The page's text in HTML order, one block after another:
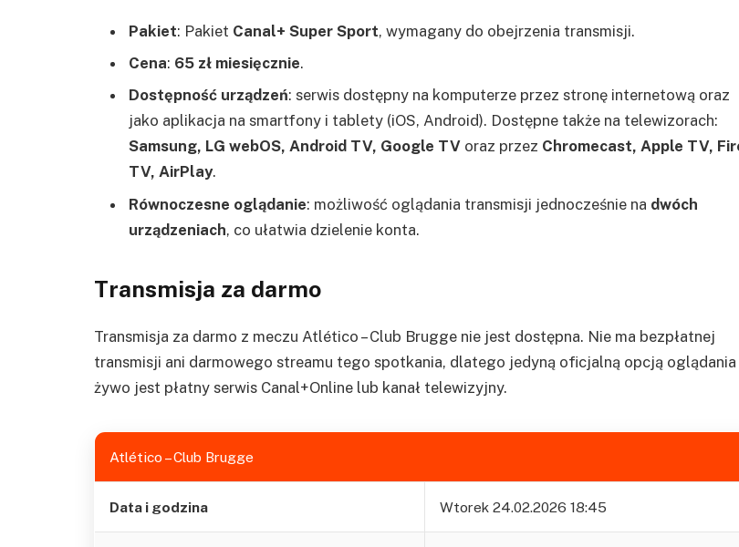
Pakiet: Pakiet Canal+ Super Sport, wymagany do obejrzenia transmisji.
Cena: 65 zł miesięcznie.
Dostępność urządzeń: serwis dostępny na komputerze przez stronę internetową oraz
jako aplikacja na smartfony i tablety (iOS, Android). Dostępne także na telewizorach:
Samsung, LG webOS, Android TV, Google TV oraz przez Chromecast, Apple TV,
TV, AirPlay.
Równoczesne oglądanie: możliwość oglądania transmisji jednocześnie na dwóch
urządzeniach, co ułatwia dzielenie konta.
Transmisja za darmo
Transmisja za darmo z meczu Atlético – Club Brugge nie jest dostępna. Nie ma bezpłatnej
transmisji ani darmowego streamu tego spotkania, dlatego jedyną oficjalną opcją oglądania
żywo jest płatny serwis Canal+Online lub kanał telewizyjny.
Atlético – Club Brugge
Data i godzina Wtorek 24.02.2026 18:45